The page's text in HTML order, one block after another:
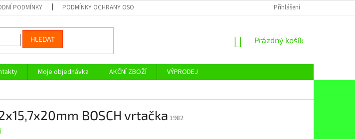
PODMÍNKY PODMÍNKY OCHRANY OSOBNÍCH ÚDAJŮ Přihlášení
HLEDAT
NÁKUPNÍ
Prázdný košík
Moje objednávka AKČNÍ ZBOŽÍ
VÝPRODEJ
BOSCH vrtačka 1982